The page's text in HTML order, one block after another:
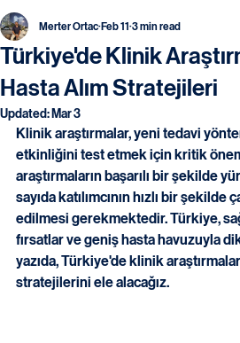
Türkiye'de Klinik
Hasta Alım Stratejileri
Merter Ortac Feb 11 3 min read
Updated: Mar 3
Klinik araştırmalar, yeni tedavi
etkinliğini test etmek için kritik
araştırmaların başarılı bir şekilde
sayıda katılımcının hızlı bir şekilde
edilmesi gerekmektedir. Türkiye,
fırsatlar ve geniş hasta havuzuyla